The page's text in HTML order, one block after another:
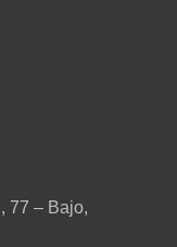
77 – Bajo,